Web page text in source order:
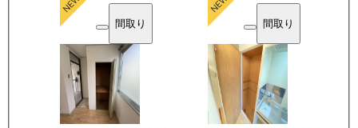
間取り 間取り